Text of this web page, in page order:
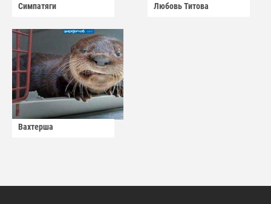
Симпатяги Любовь Титова
Вахтерша